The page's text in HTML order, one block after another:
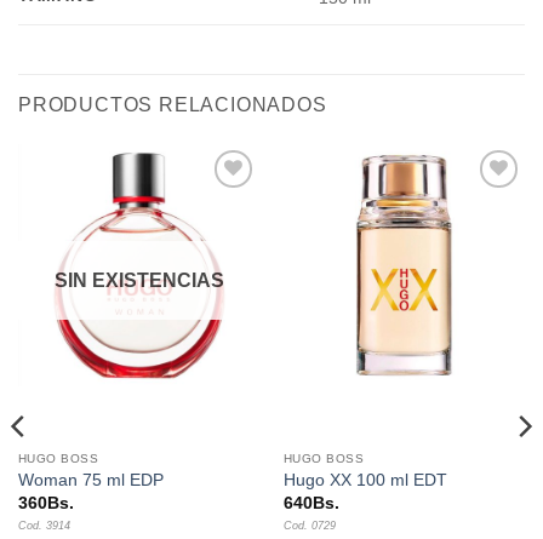
PRODUCTOS RELACIONADOS
lista de
deseos
SIN EXISTENCIAS
HUGO BOSS
Woman 75 ml EDP
360Bs.
Cod. 3914
HUGO BOSS
Hugo XX 100 ml EDT
640Bs.
Cod. 0729